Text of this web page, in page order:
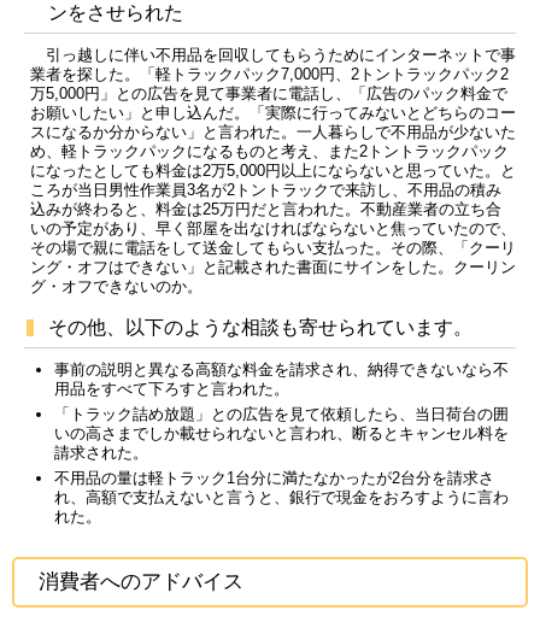
ンをさせられた
引っ越しに伴い不用品を回収してもらうためにインターネットで事
業者を探した。「軽トラックパック7,000円、2トントラックパック2
万5,000円」との広告を見て事業者に電話し、「広告のパック料金で
お願いしたい」と申し込んだ。「実際に行ってみないとどちらのコー
スになるか分からない」と言われた。一人暮らしで不用品が少ないた
め、軽トラックパックになるものと考え、また2トントラックパック
になったとしても料金は2万5,000円以上にならないと思っていた。と
ころが当日男性作業員3名が2トントラックで来訪し、不用品の積み
込みが終わると、料金は25万円だと言われた。不動産業者の立ち合
いの予定があり、早く部屋を出なければならないと焦っていたので、
その場で親に電話をして送金してもらい支払った。その際、「クーリ
ング・オフはできない」と記載された書面にサインをした。クーリン
グ・オフできないのか。
その他、以下のような相談も寄せられています。
事前の説明と異なる高額な料金を請求され、納得できないなら不
用品をすべて下ろすと言われた。
「トラック詰め放題」との広告を見て依頼したら、当日荷台の囲
いの高さまでしか載せられないと言われ、断るとキャンセル料を
請求された。
不用品の量は軽トラック1台分に満たなかったが2台分を請求さ
れ、高額で支払えないと言うと、銀行で現金をおろすように言わ
れた。
消費者へのアドバイス